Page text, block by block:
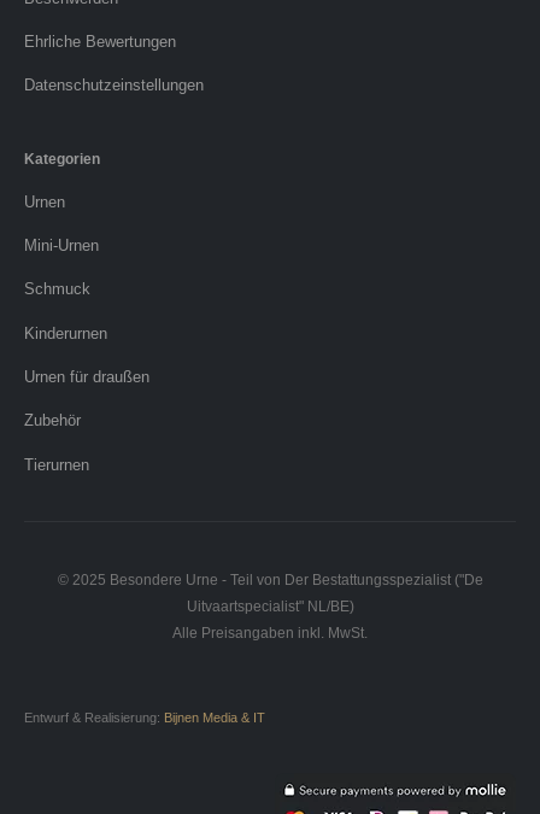
Ehrliche Bewertungen
Datenschutzeinstellungen
Kategorien
Urnen
Mini-Urnen
Schmuck
Kinderurnen
Urnen für draußen
Zubehör
Tierurnen
© 2025 Besondere Urne - Teil von Der Bestattungsspezialist ("De
Uitvaartspecialist" NL/BE)
Alle Preisangaben inkl. MwSt.
Entwurf & Realisierung: Bijnen Media & IT